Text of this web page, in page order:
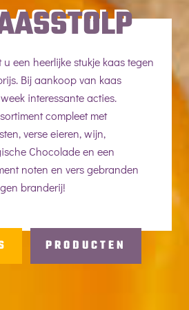
een heerlijke stukje kaas tegen
Bij aankoop van kaas
interessante acties.
compleet met
verse eieren, wijn,
Chocolade en een
noten en vers gebranden
branderij!
PRODUCTEN